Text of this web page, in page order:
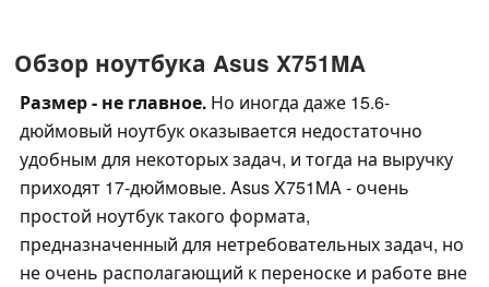
Обзор ноутбука Asus X751MA
Размер - не главное. Но иногда даже 15.6-
дюймовый ноутбук оказывается недостаточно
удобным для некоторых задач, и тогда на выручку
приходят 17-дюймовые. Asus X751MA - очень
простой ноутбук такого формата,
предназначенный для нетребовательных задач, но
не очень располагающий к переноске и работе вне